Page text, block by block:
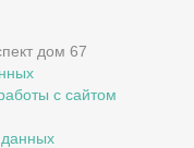
дом 67
с сайтом